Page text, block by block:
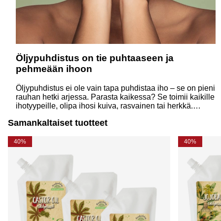
Öljypuhdistus on tie puhtaaseen ja
pehmeään ihoon
Öljypuhdistus ei ole vain tapa puhdistaa iho – se on pieni
rauhan hetki arjessa. Parasta kaikessa? Se toimii kaikille
ihotyypeille, olipa ihosi kuiva, rasvainen tai herkkä.
epäpuhtaudet, meikin ja lian samalla, kun hoidat ihoasi
Samankaltaiset tuotteet
40% 40%